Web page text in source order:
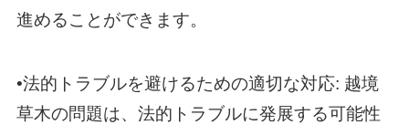
進めることができます。
•法的トラブルを避けるための適切な対応: 越境
草木の問題は、法的トラブルに発展する可能性